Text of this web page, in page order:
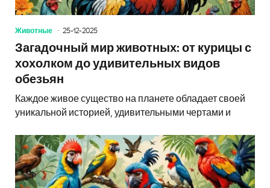
Животные 25-12-2025
Загадочный мир животных: от курицы с
хохолком до удивительных видов
обезьян
Каждое живое существо на планете обладает своей
уникальной историей, удивительными чертами и